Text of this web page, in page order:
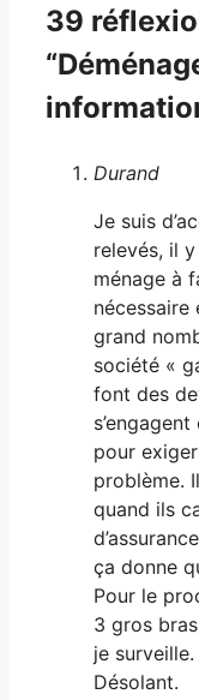
39
Durand
Je suis
relevés, il
ménage à
nécessaire
grand
société «
font des
pour
problème.
quand ils
ça donne
Pour le
3 gros
je surveille.
Désolant.